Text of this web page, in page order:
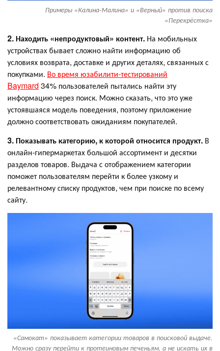
Примеры «Калина-Малина» и «Верный» против поиска
«Перекрёстка»
2. Находить «непродуктовый» контент. На мобильных
устройствах бывает сложно найти информацию об
условиях возврата, доставке и других деталях, связанных с
покупками. Во время юзабилити-тестирований
Baymard 34% пользователей пытались найти эту
информацию через поиск. Можно сказать, что это уже
устоявшаяся модель поведения, поэтому приложение
должно соответствовать ожиданиям покупателей.
3. Показывать категорию, к которой относится продукт. В
онлайн-гипермаркетах большой ассортимент и десятки
разделов товаров. Выдача с отображением категории
поможет пользователям перейти к более узкому и
релевантному списку продуктов, чем при поиске по всему
сайту.
«Самокат» показывает категории товаров в поисковой выдаче.
Можно сразу перейти к протеиновым печеньям, а не искать их в